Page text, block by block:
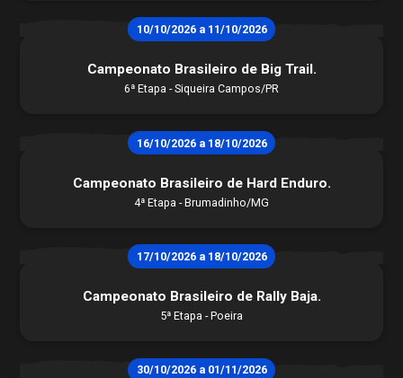
Calendário
Competições10/10/2026 a 11/10/2026
Campeonato Brasileiro de Big Trail.
6ª Etapa - Siqueira Campos/PR
16/10/2026 a 18/10/2026
Campeonato Brasileiro de Hard Enduro.
4ª Etapa - Brumadinho/MG
17/10/2026 a 18/10/2026
Campeonato Brasileiro de Rally Baja.
5ª Etapa - Poeira
30/10/2026 a 01/11/2026